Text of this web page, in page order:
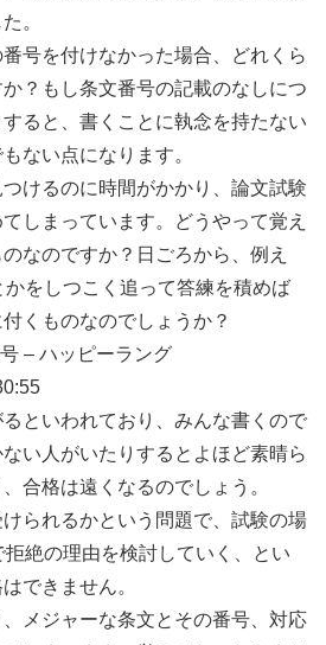
。
号を付けなかった場合、どれくら
？もし条文番号の記載のなしにつ
ると、書くことに執念を持たない
ない点になります。
けるのに時間がかかり、論文試験
しまっています。どうやって覚え
なのですか？日ごろから、例え
をしつこく追って答練を積めば
くものなのでしょうか？
– ハッピーラング
といわれており、みんな書くので
い人がいたりするとよほど素晴ら
合格は遠くなるのでしょう。
られるかという問題で、試験の場
絶の理由を検討していく、とい
できません。
メジャーな条文とその番号、対応